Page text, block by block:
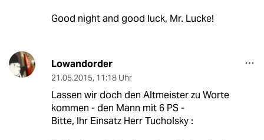
Good night and good luck, Mr. Lucke!
Lowandorder
21.05.2015, 11:18 Uhr
Lassen wir doch den Altmeister zu Worte
kommen - den Mann mit 6 PS -
Bitte, Ihr Einsatz Herr Tucholsky :